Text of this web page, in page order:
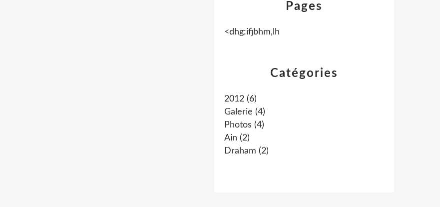
Catégories
2012 (6)
Galerie (4)
Photos (4)
Ain (2)
Draham (2)
Pages
<dhg:ifjbhm,lh